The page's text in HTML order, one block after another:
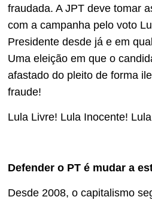
fraudada. A JPT deve tomar
com a campanha pelo voto
Presidente desde já e em
Uma eleição em que o
afastado do pleito de forma
fraude!
Lula Livre! Lula Inocente!
Defender o PT é mudar a
Desde 2008, o capitalismo